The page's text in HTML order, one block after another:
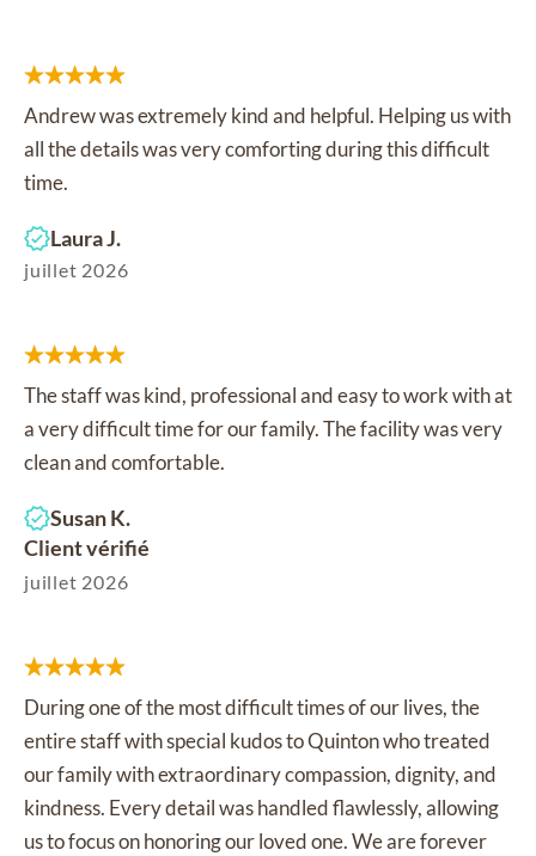
Andrew was extremely kind and helpful. Helping us with
all the details was very comforting during this difficult
time.
Laura J.
juillet 2026
The staff was kind, professional and easy to work with at
a very difficult time for our family. The facility was very
clean and comfortable.
Susan K.
Client vérifié
juillet 2026
During one of the most difficult times of our lives, the
entire staff with special kudos to Quinton who treated
our family with extraordinary compassion, dignity, and
kindness. Every detail was handled flawlessly, allowing
us to focus on honoring our loved one. We are forever